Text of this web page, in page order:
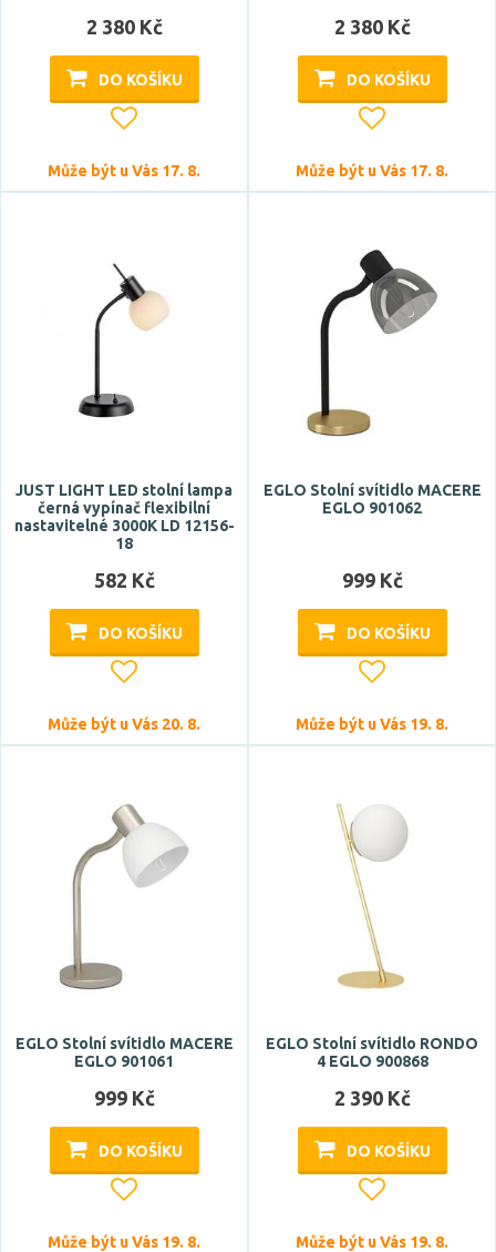
2 380 Kč
DO KOŠÍKU
Může být u Vás 17. 8.
2 380 Kč
DO KOŠÍKU
Může být u Vás 17. 8.
JUST LIGHT LED stolní lampa
černá vypínač flexibilní
nastavitelné 3000K LD 12156-
18
582 Kč
DO KOŠÍKU
Může být u Vás 20. 8.
EGLO Stolní svítidlo MACERE
EGLO 901062
999 Kč
DO KOŠÍKU
Může být u Vás 19. 8.
EGLO Stolní svítidlo MACERE
EGLO 901061
999 Kč
DO KOŠÍKU
Může být u Vás 19. 8.
EGLO Stolní svítidlo RONDO
4 EGLO 900868
2 390 Kč
DO KOŠÍKU
Může být u Vás 19. 8.